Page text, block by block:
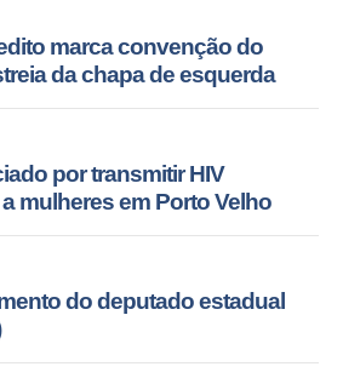
marca convenção do
da chapa de esquerda
por transmitir HIV
mulheres em Porto Velho
do deputado estadual